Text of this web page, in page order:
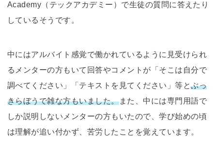
Academy（テックアカデミー）で生徒の質問に答えたり
しているそうです。
中にはアルバイト感覚で働かれているように見受けられ
るメンターの方もいて回答やコメントが「そこは自分で
調べてください」「テキストを見てください」等とぶっ
きらぼうで雑な方もいました。また、中には専門用語で
しか説明しないメンターの方もいたので、学び始めの頃
は理解が追い付かず、苦労したことを覚えています。